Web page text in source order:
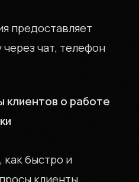
предоставляет
чат, телефон
клиентов о работе
быстро и